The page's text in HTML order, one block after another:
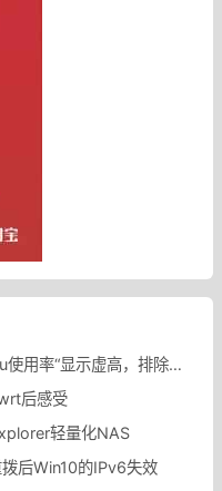
安装luci-app-minidlna后状态页“cpu使用率“显示虚高，排除过程记录。
后感受
轻量化NAS
后Win10的IPv6失效